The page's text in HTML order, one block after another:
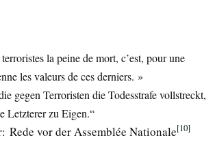
la peine de mort, c’est, pour une
les valeurs de ces derniers. »
gegen Terroristen die Todesstrafe vollstreckt,
Letzterer zu Eigen.“
Rede vor der Assemblée Nationale[10]